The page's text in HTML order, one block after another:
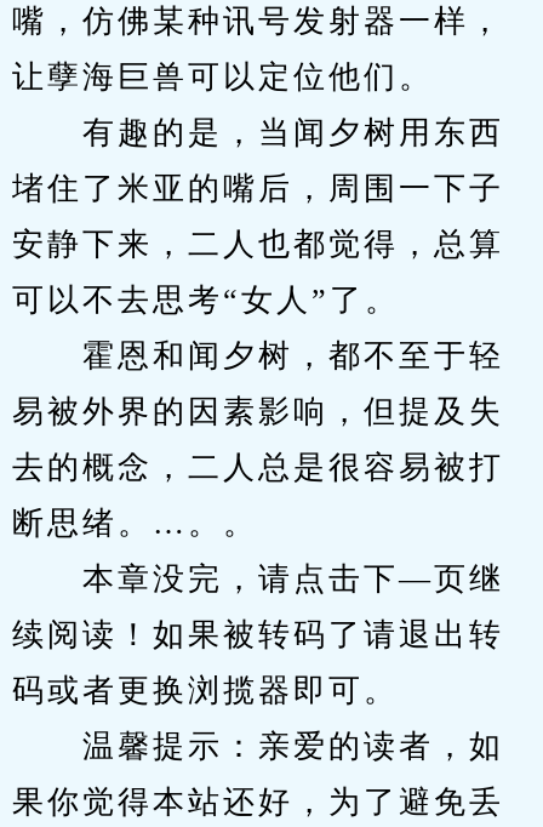
嘴，仿佛某种讯号发射器一样，
让孽海巨兽可以定位他们。
有趣的是，当闻夕树用东西
堵住了米亚的嘴后，周围一下子
安静下来，二人也都觉得，总算
可以不去思考“女人”了。
霍恩和闻夕树，都不至于轻
易被外界的因素影响，但提及失
去的概念，二人总是很容易被打
断思绪。…。。
本章没完，请点击下—页继
续阅读！如果被转码了请退出转
码或者更换浏揽器即可。
温馨提示：亲爱的读者，如
果你觉得本站还好，为了避免丢